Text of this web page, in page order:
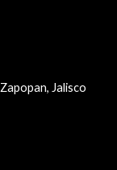
Jalisco